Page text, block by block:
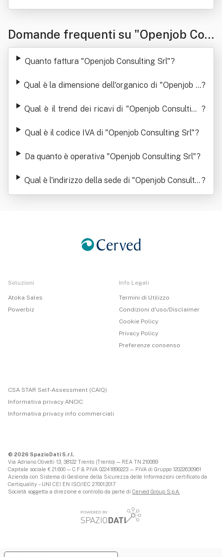
Domande frequenti su "Openjob Con
sulting Srl"
Quanto fattura "Openjob Consulting Srl"?
Qual è la dimensione dell'organico di "Openjob C?
Qual è il trend dei ricavi di "Openjob Consulting ?
Qual è il codice IVA di "Openjob Consulting Srl"?
Da quanto è operativa "Openjob Consulting Srl"?
Qual è l'indirizzo della sede di "Openjob Consultin
g Srl"
?
Soluzioni
Atoka Sales
Powerbiz
Info Legali
Termini di Utilizzo
Condizioni d'uso/Disclaimer
Cookie Policy
Privacy Policy
Preferenze consenso
CSA STAR Self-Assessment (CAIQ)
Informativa privacy ANCIC
Informativa privacy info commerciali
© 2026 SpazioDati S.r.l.
Via Adriano Olivetti 13, 38122 Trento (Trento) — REA TN 210089
Capitale sociale € 21.600 — C.F & P.IVA 02241890223 — P.IVA di Gruppo 12022630961
Azienda con Sistema di Gestione della Sicurezza delle Informazioni certificato da
Certiquality – UNI CEI EN ISO/IEC 27001:2017
Società soggetta a direzione e controllo da parte di Cerved Group S.p.A.